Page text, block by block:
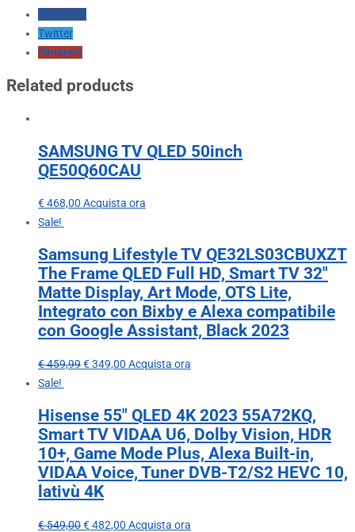
Facebook
Twitter
Pinterest
Related products
SAMSUNG TV QLED 50inch
QE50Q60CAU
€468,00 Acquista ora
Sale!
Samsung Lifestyle TV QE32LS03CBUXZT
The Frame QLED Full HD, Smart TV 32″
Matte Display, Art Mode, OTS Lite,
Integrato con Bixby e Alexa compatibile
con Google Assistant, Black 2023
€459,99€349,00 Acquista ora
Sale!
Hisense 55″ QLED 4K 2023 55A72KQ,
Smart TV VIDAA U6, Dolby Vision, HDR
10+, Game Mode Plus, Alexa Built-in,
VIDAA Voice, Tuner DVB-T2/S2 HEVC 10,
lativù 4K
€549,00€482,00 Acquista ora